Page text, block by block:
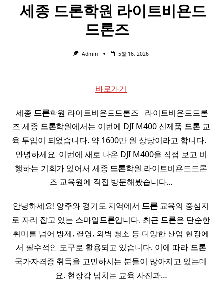
​ 세종 드론학원 라이트비욘드
드론즈 ​ ​
Admin 5월 16, 2026
바로가기
​ 세종 드론학원 라이트비욘드드론즈 ​ ​ 라이트비욘드드론
즈 세종 드론학원에서는 이번에 DJI M400 신제품 드론교
육 투입이 되었습니다. 약 1600만 원 상당이라고 합니다. ​ ​
안녕하세요. 이번에 새로 나온 DJI M400을 직접 보고 비
행하는 기회가 있어서 세종 드론학원 라이트비욘드드론
즈 교육원에 직접 방문해봤습니다…
안녕하세요! 양주와 경기도 지역에서 드론 교육의 중심지
로 자리 잡고 있는 스마일드론입니다. 최근 드론은 단순한
취미를 넘어 방제, 촬영, 외벽 청소 등 다양한 산업 현장에
서 필수적인 도구로 활용되고 있습니다. 이에 따라 드론
국가자격증 취득을 고민하시는 분들이 많아지고 있는데
요. 현장감 넘치는 교육 사진과…